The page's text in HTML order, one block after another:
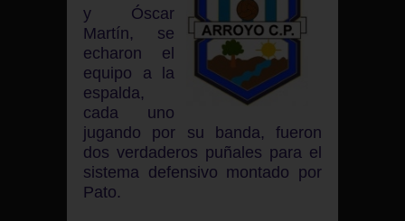
y Óscar
Martín, se
echaron el
equipo a la
espalda,
cada uno
jugando por su banda, fueron
dos verdaderos puñales para el
sistema defensivo montado por
Pato.